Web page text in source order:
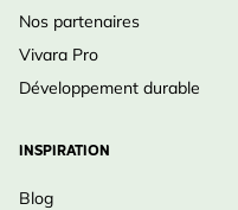
Nos partenaires
Vivara Pro
Développement durable
INSPIRATION
Blog